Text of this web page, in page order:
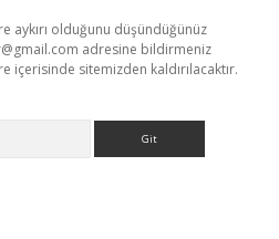
aykırı olduğunu düşündüğünüz
adresine bildirmeniz
içerisinde sitemizden kaldırılacaktır.